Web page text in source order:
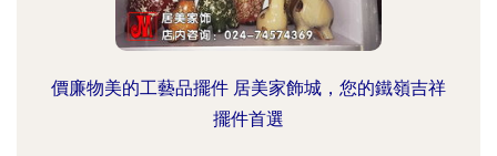
價廉物美的工藝品擺件 居美家飾城，您的鐵嶺吉祥
擺件首選